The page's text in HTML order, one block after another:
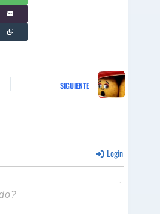
SIGUIENTE
Login